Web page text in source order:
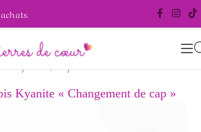
/Pierres polies/Pointes
Kyanite « Changement de cap »